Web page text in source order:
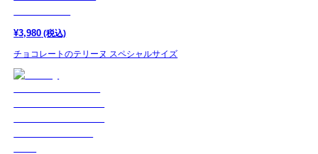
¥3,980 (税込)
チョコレートのテリーヌ スペシャルサイズ